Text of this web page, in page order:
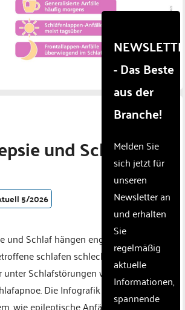
und Schlaf
5/2026
und Schlaf hängen eng zusammen:
schlafen schlechter und leiden
Schlafstörungen wie Insomnie
Die Infografik zeigt
wie epileptische Anfälle mit dem
due to
that
are
not
disclosed
to the
The
owner
needs
to
setup
the
site
with
CMP
to add
content
to the
list of
- Das Beste
aus der
Branche!
Melden Sie
sich jetzt für
unseren
Newsletter an
und erhalten
Sie
regelmäßig
aktuelle
Informationen,
spannende